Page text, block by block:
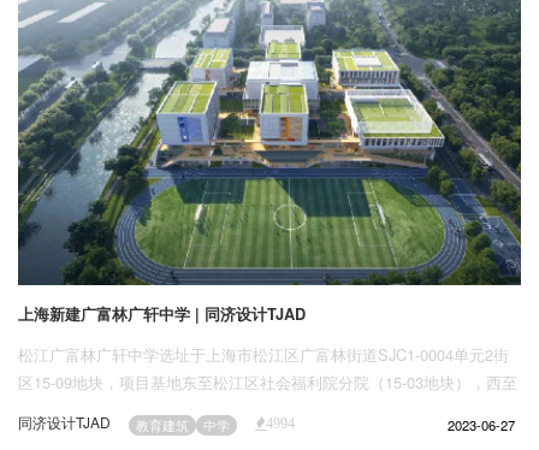
上海新建广富林广轩中学 | 同济设计TJAD
松江广富林广轩中学选址于上海市松江区广富林街道SJC1-0004单元2街
区15-09地块，项目基地东至松江区社会福利院分院（15-03地块），西至
座30班公办高中，总建筑面积约42000平方米。
同济设计TJAD 教育建筑 中学 4994 2023-06-27